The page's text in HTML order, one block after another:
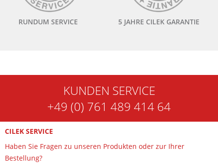
RUNDUM SERVICE 5 JAHRE CILEK GARANTIE
KUNDEN SERVICE
+49 (0) 761 489 414 64
CILEK SERVICE
Haben Sie Fragen zu unseren Produkten oder zur Ihrer
Bestellung?